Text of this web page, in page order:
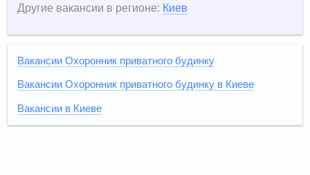
Другие вакансии в регионе: Киев
Вакансии Охоронник приватного будинку
Вакансии Охоронник приватного будинку в Киеве
Вакансии в Киеве